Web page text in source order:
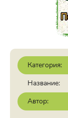
Категория:
Название:
Автор: